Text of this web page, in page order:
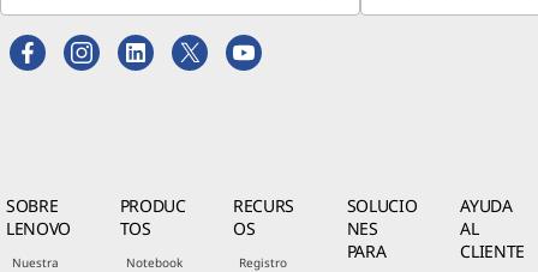
SOBRE
LENOVO
Nuestra
PRODUC
TOS
Notebook
RECURS
OS
Registro
SOLUCIO
NES
PARA
AYUDA
AL
CLIENTE